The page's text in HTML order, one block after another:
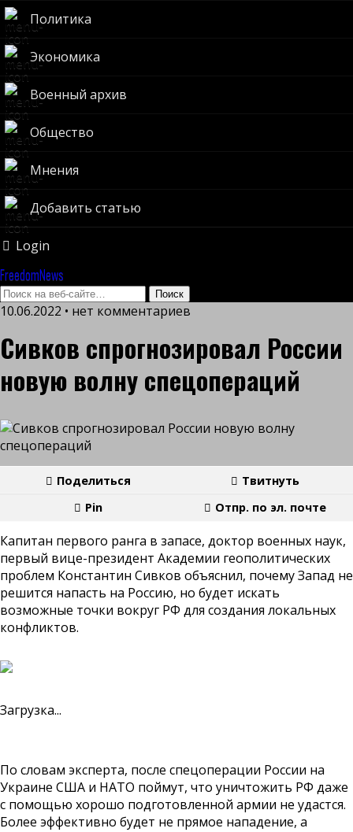
Политика
Экономика
Военный архив
Общество
Мнения
Добавить статью
Login
FreedomNews
10.06.2022 • нет комментариев
Сивков спрогнозировал России
новую волну спецопераций
Поделиться
Твитнуть
Pin
Отпр. по эл. почте
Капитан первого ранга в запасе, доктор военных наук,
первый вице-президент Академии геополитических
проблем Константин Сивков объяснил, почему Запад не
решится напасть на Россию, но будет искать
возможные точки вокруг РФ для создания локальных
конфликтов.
Загрузка...
По словам эксперта, после спецоперации России на
Украине США и НАТО поймут, что уничтожить РФ даже
с помощью хорошо подготовленной армии не удастся.
Более эффективно будет не прямое нападение, а